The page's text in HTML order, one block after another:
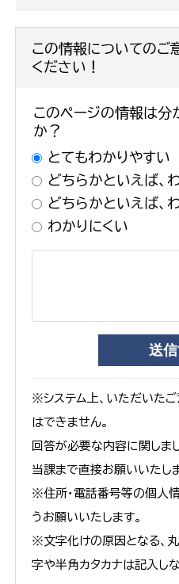
この情報についてのご
ください！
このページの情報は分
か？
とてもわかりやすい
どちらかといえば、
どちらかといえば、
わかりにくい
※システム上、いただいた
はできません。
回答が必要な内容に関しま
当課まで直接お願いいたしま
※住所・電話番号等の個人
うお願いいたします。
※文字化けの原因となる、
字や半角カタカナは記入し